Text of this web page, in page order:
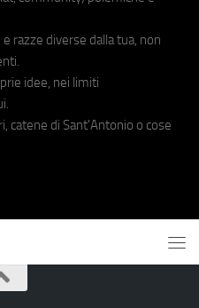
razze diverse dalla tua, non
idee, nei limiti
catene di Sant'Antonio o cose